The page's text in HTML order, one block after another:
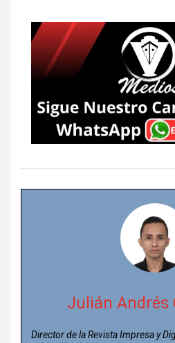
Julián Andrés
Director de la Revista Impresa y